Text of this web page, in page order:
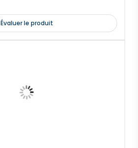
Évaluer le produit